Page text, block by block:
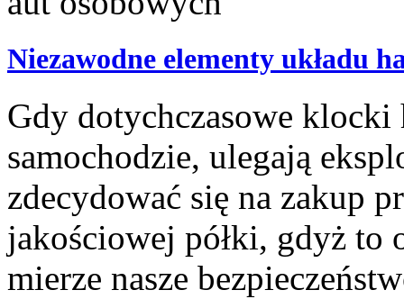
Niezawodne elementy układu
Gdy dotychczasowe klocki
samochodzie, ulegają
zdecydować się na zakup
jakościowej półki, gdyż to
mierze nasze